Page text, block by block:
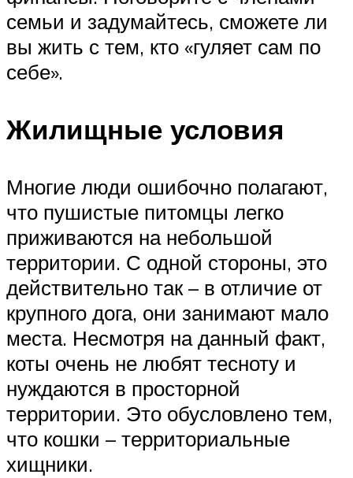
семьи и задумайтесь, сможете ли
вы жить с тем, кто «гуляет сам по
себе».
Жилищные условия
Многие люди ошибочно полагают,
что пушистые питомцы легко
приживаются на небольшой
территории. С одной стороны, это
действительно так – в отличие от
крупного дога, они занимают мало
места. Несмотря на данный факт,
коты очень не любят тесноту и
нуждаются в просторной
территории. Это обусловлено тем,
что кошки – территориальные
хищники.